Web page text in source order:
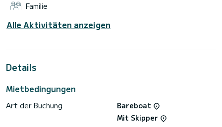
Familie
Alle Aktivitäten anzeigen
Details
Mietbedingungen
Art der Buchung
Bareboat
Mit Skipper